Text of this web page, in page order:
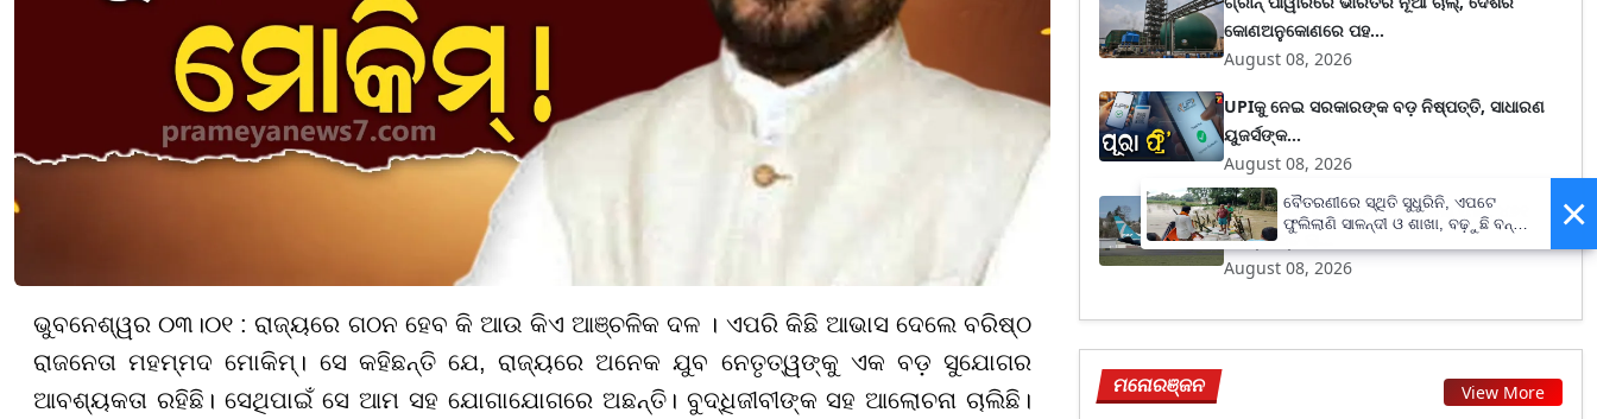
ଭୁବନେଶ୍ୱର ୦୩।୦୧ : ରାଜ୍ୟରେ ଗଠନ ହେବ କି ଆଉ କିଏ ଆଞ୍ଚଳିକ ଦଳ । ଏପରି କିଛି ଆଭାସ ଦେଲେ ବରିଷ୍ଠ
ରାଜନେତା ମହମ୍ମଦ ମୋକିମ୍। ସେ କହିଛନ୍ତି ଯେ, ରାଜ୍ୟରେ ଅନେକ ଯୁବ ନେତୃତ୍ୱଙ୍କୁ ଏକ ବଡ଼ ସୁଯୋଗର
ଆବଶ୍ୟକତା ରହିଛି। ସେଥିପାଇଁ ସେ ଆମ ସହ ଯୋଗାଯୋଗରେ ଅଛନ୍ତି। ବୁଦ୍ଧିଜୀବୀଙ୍କ ସହ ଆଲୋଚନା ଚାଲିଛି।
କୋଣଅନୁକୋଣରେ ପହ...
August 08, 2026
UPIକୁ ନେଇ ସରକାରଙ୍କ ବଡ଼ ନିଷ୍ପତ୍ତି, ସାଧାରଣ
ୟୁଜର୍ସଙ୍କ...
August 08, 2026
ବୋଇଂ ୭୩୭ Max ବିମାନରେ ମିଳିଲା ଫାଟ, ୪୭୧
ଜେଟ୍ ଯାଞ୍ଚ ଲା...
August 08, 2026
ମନୋରଞ୍ଜନ View More
×
ବୈତରଣୀରେ ସ୍ଥିତି ସୁଧୁରିନି, ଏପଟେ
ଫୁଲିଲାଣି ସାଳନ୍ଦୀ ଓ ଶାଖା, ବଢ଼ୁଛି ବନ୍ୟା
ଭୟ